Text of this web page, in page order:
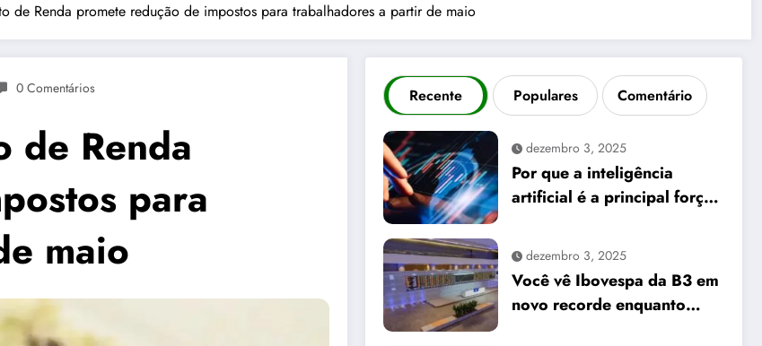
de Renda promete redução de impostos para trabalhadores a partir de maio
0 Comentários
de Renda
para
maio
Recente Populares Comentário
dezembro 3, 2025
Por que a inteligência
artificial é a principal força
significa para seus
investimentos
dezembro 3, 2025
Você vê Ibovespa da B3 em
novo recorde enquanto